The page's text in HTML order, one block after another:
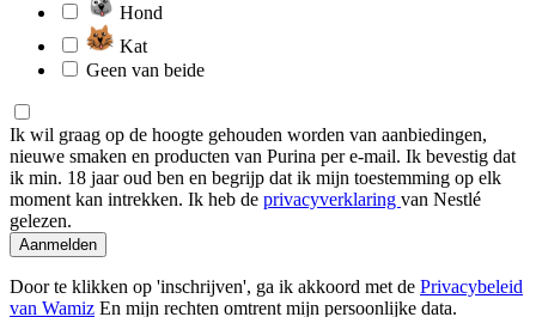
Hond
Kat
Geen van beide
Ik wil graag op de hoogte gehouden worden van aanbiedingen,
nieuwe smaken en producten van Purina per e-mail. Ik bevestig dat
ik min. 18 jaar oud ben en begrijp dat ik mijn toestemming op elk
moment kan intrekken. Ik heb de privacyverklaring van Nestlé
gelezen.
Aanmelden
Door te klikken op 'inschrijven', ga ik akkoord met de Privacybeleid
van Wamiz En mijn rechten omtrent mijn persoonlijke data.